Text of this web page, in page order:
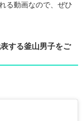
る動画なので、ぜひ
する釜山男子をご